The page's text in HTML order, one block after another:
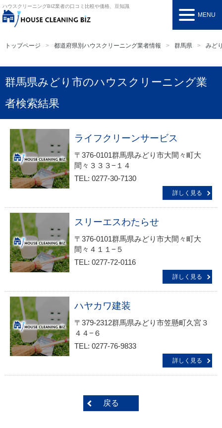
ハウスクリーニングBIZ業者の口コミ比較や価格、豆知識
MENU
トップページ 都道府県別ハウスクリーニング業者情報 群馬県 みど
群馬県みどり市のハウスクリーニング業
者検索結果
ライフクリーンサービス
〒376-0101群馬県みどり市大間々町大
間々３３３−１４
TEL: 0277-30-7130
詳しく見る
スリーエスわたらせ
〒376-0101群馬県みどり市大間々町大
間々４１１−５
TEL: 0277-72-0116
詳しく見る
ハヤカワ建装
〒379-2312群馬県みどり市笠懸町久宮３
４４−６
TEL: 0277-76-9833
詳しく見る
戻る